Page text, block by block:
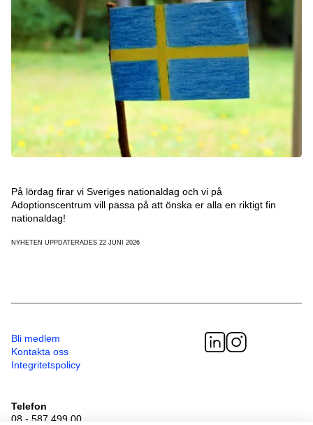
På lördag firar vi Sveriges nationaldag och vi på
Adoptionscentrum vill passa på att önska er alla en riktigt fin
nationaldag!
NYHETEN UPPDATERADES 22 JUNI 2026
Bli medlem
Kontakta oss
Integritetspolicy
Telefon
08 - 587 499 00